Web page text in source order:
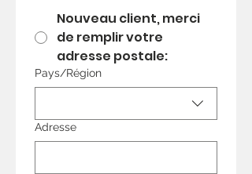
Nouveau client, merci
de remplir votre
adresse postale:
votre Adresse
Pays/Région
Adresse